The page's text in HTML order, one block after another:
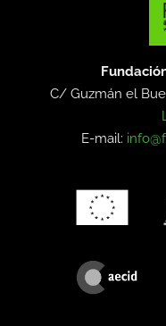
C/ Guzmán el
E-mail: